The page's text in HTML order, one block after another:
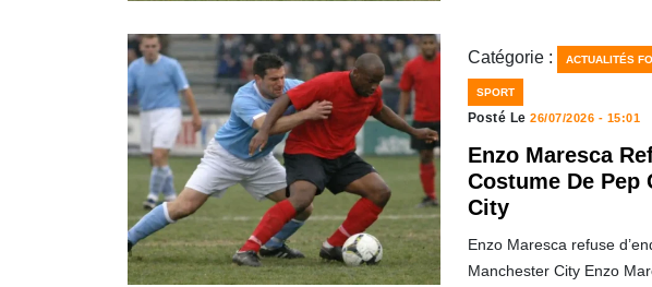
Catégorie : ACTUALITÉS
SPORT
Posté Le26/07/2026 - 15:01
Enzo Maresca
Costume De Pep
City
Enzo Maresca refuse
Manchester City Enzo